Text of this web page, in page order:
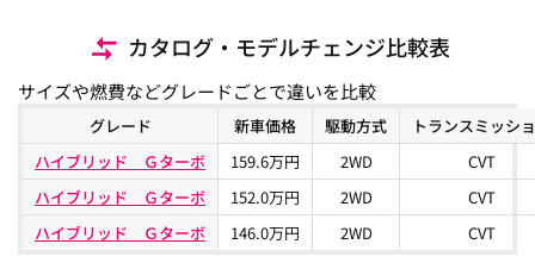
カタログ・モデルチェンジ比較表
サイズや燃費などグレードごとで違いを比較
グレード 新車価格 駆動方式
トランスミッシ
ハイブリッド Ｇターボ
159.6万円 2WD
CVT
ハイブリッド Ｇターボ
152.0万円 2WD
CVT
ハイブリッド Ｇターボ
146.0万円 2WD CVT